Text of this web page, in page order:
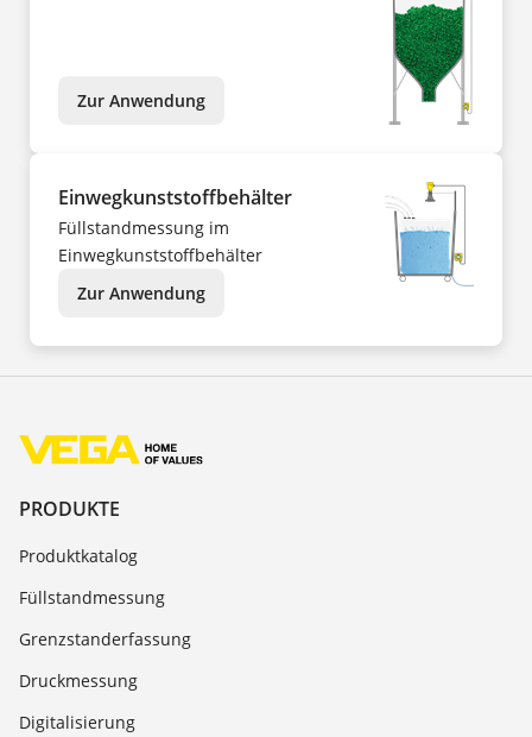
Zur Anwendung
Einwegkunststoffbehälter
Füllstandmessung im
Einwegkunststoffbehälter
Zur Anwendung
PRODUKTE
Produktkatalog
Füllstandmessung
Grenzstanderfassung
Druckmessung
Digitalisierung